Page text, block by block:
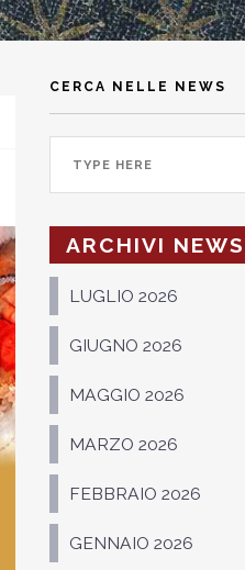
CERCA NELLE NEWS
ARCHIVI NEWS
LUGLIO 2026
GIUGNO 2026
MAGGIO 2026
MARZO 2026
FEBBRAIO 2026
GENNAIO 2026